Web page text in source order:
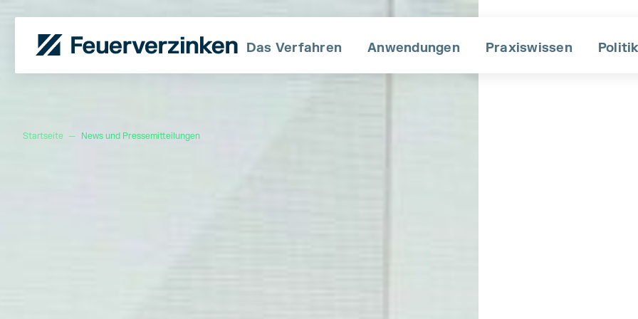
Das Verfahren Anwendungen Praxiswissen Po
Startseite — News und Pressemitteilungen